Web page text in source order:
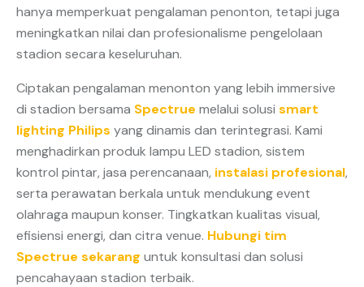
hanya memperkuat pengalaman penonton, tetapi juga
meningkatkan nilai dan profesionalisme pengelolaan
stadion secara keseluruhan.
Ciptakan pengalaman menonton yang lebih immersive
di stadion bersama Spectrue melalui solusi smart
lighting Philips yang dinamis dan terintegrasi. Kami
menghadirkan produk lampu LED stadion, sistem
kontrol pintar, jasa perencanaan, instalasi profesional,
serta perawatan berkala untuk mendukung event
olahraga maupun konser. Tingkatkan kualitas visual,
efisiensi energi, dan citra venue. Hubungi tim
Spectrue sekarang untuk konsultasi dan solusi
pencahayaan stadion terbaik.